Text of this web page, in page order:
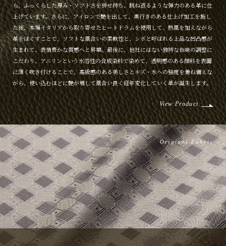
ら、ふっくらした厚み・ソフトさを併せ持ち、跳ね返るような弾力のある革に仕
上げています。さらに、アイロンで艶を出して、奥行きのある仕上げ加工を施し
た後、本場イタリアから取り寄せたヒートドラムを使用して、熱風を加えながら
革をほぐすことで、ソフトな風合いの柔軟性と、シボと呼ばれる上品な凹凸感が
生まれて、表情豊かな質感へと昇華。最後に、他社にはない独特な色味の調整に
こだわり、アニリンという水溶性の合成染料で染めて、透明感のある顔料を表面
に薄く吹き付けることで、高級感のある美しさとキズ・水への強度を兼ね備えな
がら、使い込むほどに艶が増して風合い良く経年変化していく革が誕生します。
View Product
Original Fabric